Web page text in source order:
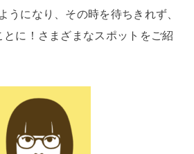
うになり、その時を待ちきれず、
に！さまざまなスポットをご紹